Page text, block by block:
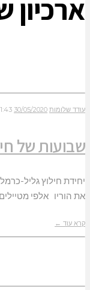
ארכיון
עודד שלומות 30/05/2020
שבועות של
יחידת חילוץ גליל-
את הוריו אלפי
קרא עוד ←